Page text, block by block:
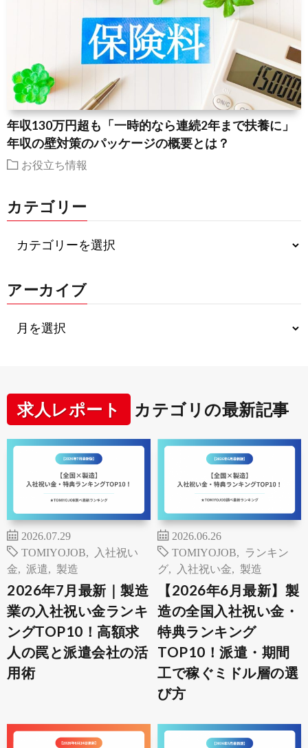
年収130万円超も「一時的なら連続2年まで扶養に」
年収の壁対策のパッケージの概要とは？
お役立ち情報
カテゴリー
アーカイブ
求人レポート カテゴリの最新記事
2026.07.29
TOMIYOJOB
入社祝い
金
派遣 製造
2026年7月最新｜製造
業の入社祝い金ランキ
ングTOP10！高額求
人の罠と派遣会社の活
用術
2026.06.26
TOMIYOJOB
ランキン
グ
入社祝い金 製造
【2026年6月最新】製
造の全国入社祝い金・
特典ランキング
TOP10！派遣・期間
工で稼ぐミドル層の選
び方